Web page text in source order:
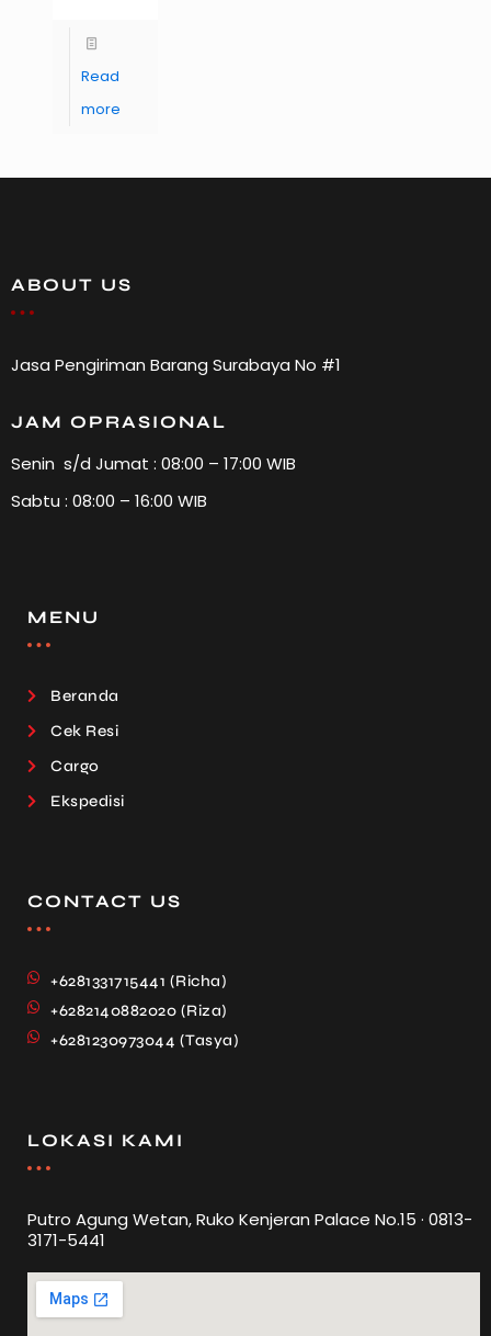
Read
more
ABOUT US
Jasa Pengiriman Barang Surabaya No #1
JAM OPRASIONAL
Senin s/d Jumat : 08:00 – 17:00 WIB
Sabtu : 08:00 – 16:00 WIB
MENU
Beranda
Cek Resi
Cargo
Ekspedisi
CONTACT US
+6281331715441 (Richa)
+6282140882020 (Riza)
+6281230973044 (Tasya)
LOKASI KAMI
Putro Agung Wetan, Ruko Kenjeran Palace No.15 · 0813-
3171-5441